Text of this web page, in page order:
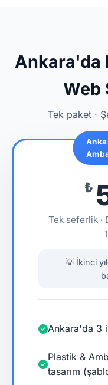
Ankara'da
Web
Tek paket ·
₺
Tek seferlik ·
💡 İkinci
Ankara'da 3
Plastik &
tasarım